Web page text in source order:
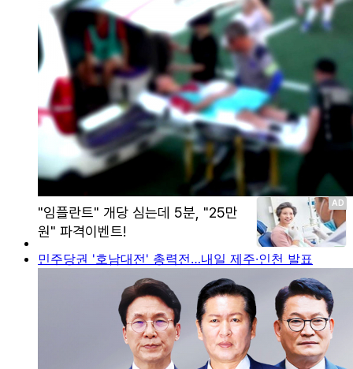
민주당권 '호남대전' 총력전…내일 제주·인천 발표